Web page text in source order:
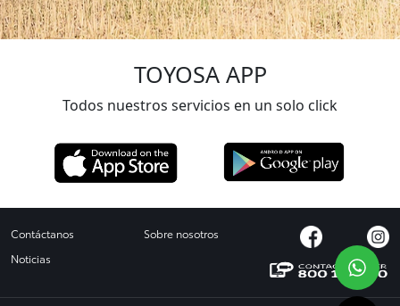
TOYOSA APP
Todos nuestros servicios en un solo click
Contáctanos
Sobre nosotros
Noticias